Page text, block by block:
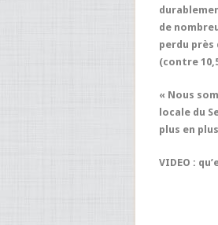
de
perdu près
(contre
« Nous
locale du
plus en
VIDEO :